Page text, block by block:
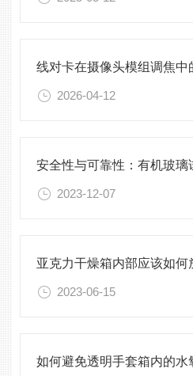
2026-04-12
2023-12-07
2023-06-15